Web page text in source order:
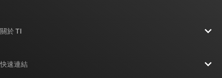
關於 TI
快速連結